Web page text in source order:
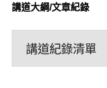
講道大綱/文章紀錄
講道紀錄清單